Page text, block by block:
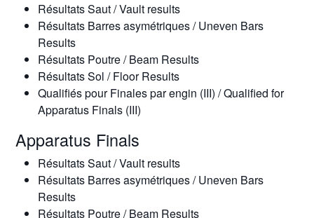
Résultats Saut / Vault results
Résultats Barres asymétriques / Uneven Bars
Results
Résultats Poutre / Beam Results
Résultats Sol / Floor Results
Qualifiés pour Finales par engin (III) / Qualified for
Apparatus Finals (III)
Apparatus Finals
Résultats Saut / Vault results
Résultats Barres asymétriques / Uneven Bars
Results
Résultats Poutre / Beam Results